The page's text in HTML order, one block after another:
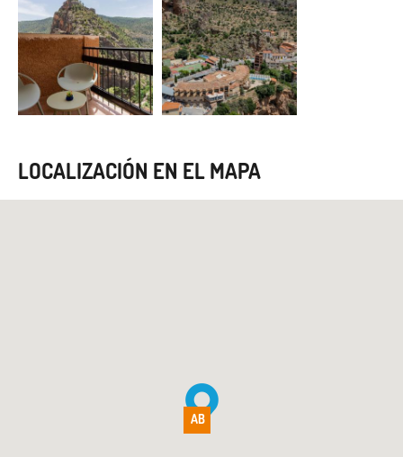
LOCALIZACIÓN EN EL MAPA
AB
AB